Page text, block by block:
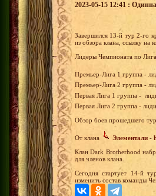
2023-05-15 12:41 :
Завершился 13-й тур 2-го
из обзора клана, ссылку
Лидеры Чемпионата по
Премьер-Лига 1 группа -
Премьер-Лига 2 группа -
Первая Лига 1 группа -
Первая Лига 2 группа -
Обзор боев прошедшего
От клана Элементали -
Клан Dark Brotherhood
для членов клана.
Сегодня стартует 14-й
изменить состав команды